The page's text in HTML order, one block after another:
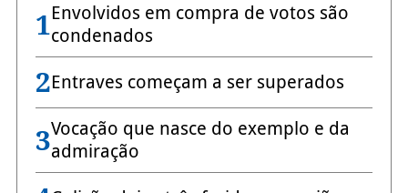
1Envolvidos em compra de votos são
condenados
2Entraves começam a ser superados
3Vocação que nasce do exemplo e da
admiração